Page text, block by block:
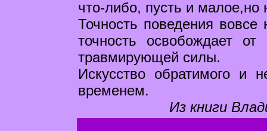
что-либо, пусть и малое,но
Точность поведения
точность освобождает
травмирующей силы.
Искусство обратимого и
временем.
Из книги